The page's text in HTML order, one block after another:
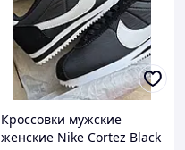
Кроссовки мужские
женские Nike Cortez Black